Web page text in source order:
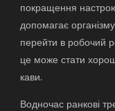
покращення настрою
допомагає
перейти в робочий
це може стати
кави.
Водночас ранкові